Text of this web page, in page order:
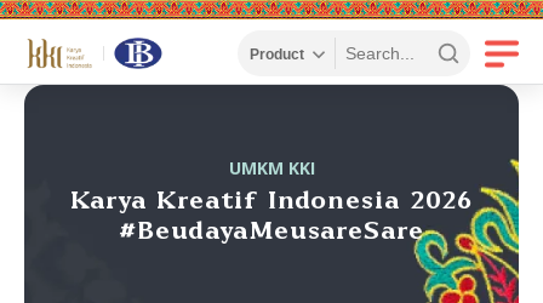
UMKM KKI
Karya Kreatif Indonesia 2026
#BeudayaMeusareSare